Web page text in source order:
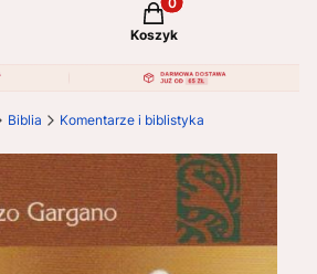
Produkty w koszyku:
Koszyk
Biblia Komentarze i biblistyka